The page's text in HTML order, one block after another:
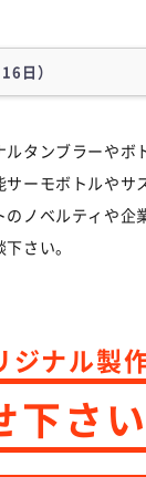
日）
順次ご対応させて
すよう宜しくお願
タンブラーや
ーモボトルやサ
ノベルティや
さい。
ジナル製
下さい